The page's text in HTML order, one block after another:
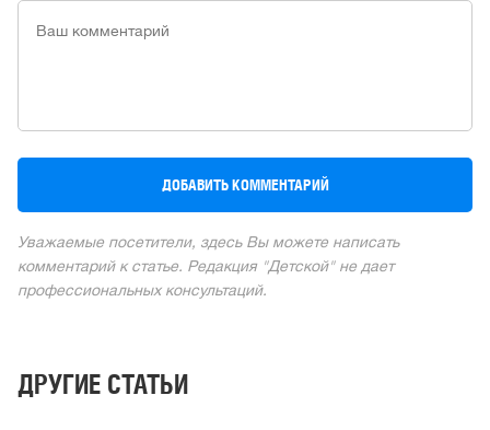
Уважаемые посетители, здесь Вы можете написать
комментарий к статье. Редакция "Детской" не дает
профессиональных консультаций.
ДРУГИЕ СТАТЬИ